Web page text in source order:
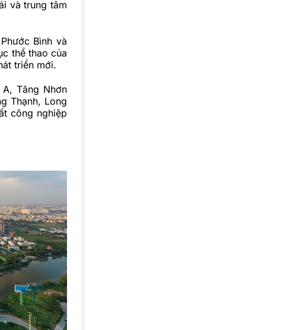
và trung tâm
Bình và
thể thao của
triển mới.
Tăng Nhơn
Thạnh, Long
công nghiệp